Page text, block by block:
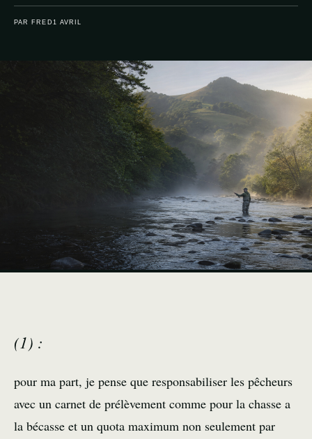
PAR FRED 1 AVRIL
(1) :
pour ma part, je pense que responsabiliser les pêcheurs
avec un carnet de prélèvement comme pour la chasse a
la bécasse et un quota maximum non seulement par